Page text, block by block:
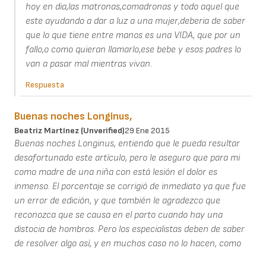
hoy en dia,las matronas,comadronas y todo aquel que
este ayudando a dar a luz a una mujer,deberia de saber
que lo que tiene entre manos es una VIDA, que por un
fallo,o como quieran llamarlo,ese bebe y esos padres lo
van a pasar mal mientras vivan.
Respuesta
Buenas noches Longinus,
Beatriz Martínez (unverified)29 Ene 2015
Buenas noches Longinus, entiendo que le pueda resultar
desafortunado este artículo, pero le aseguro que para mi
como madre de una niña con está lesión el dolor es
inmenso. El porcentaje se corrigió de inmediato ya que fue
un error de edición, y que también le agradezco que
reconozca que se causa en el parto cuando hay una
distocia de hombros. Pero los especialistas deben de saber
de resolver algo así, y en muchos caso no lo hacen, como